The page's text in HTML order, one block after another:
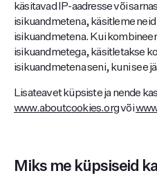
käsitavad IP-aadresse või
isikuandmetena, käsitleme
isikuandmetena. Kui
isikuandmetega, käsitletakse
isikuandmetena seni, kuni see
Lisateavet küpsiste ja nende
www.aboutcookies.orgvõi
Miks me küpsiseid